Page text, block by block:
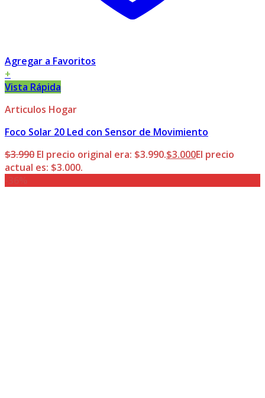
Agregar a Favoritos
+
Vista Rápida
Articulos Hogar
Foco Solar 20 Led con Sensor de Movimiento
$3.990 El precio original era: $3.990.$3.000El precio
actual es: $3.000.